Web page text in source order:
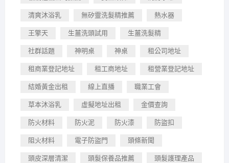
清爽沐浴乳 無矽靈洗髮精推薦 熱水器
王擎天 生薑洗頭試用 生薑洗髮精
社群話題 神明桌 神桌 租公司地址
租商業登記地址 租工商地址 租營業登記地址
結婚黃金出租 線上直播 職業工會
草本沐浴乳 虛擬地址出租 金價查詢
防火材料 防火泥 防火漆 防盜扣
阻火材料 電子防盜門 頭條新聞
頭皮深層清潔 頭髮保養品推薦 頭髮護理產品